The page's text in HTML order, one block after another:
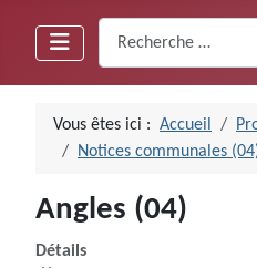
Vous êtes ici : Accueil
Notices communales
Angles (04)
Détails